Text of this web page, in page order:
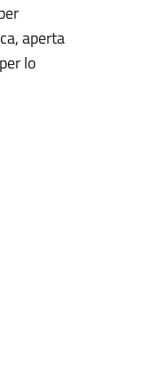
aperta
lo